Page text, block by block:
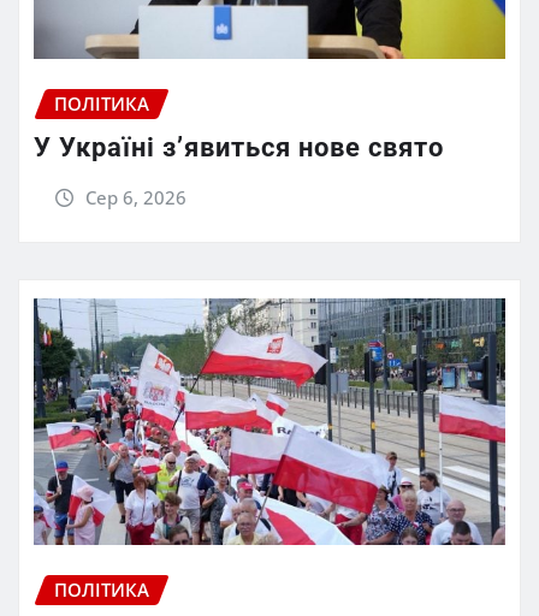
ПОЛІТИКА
У Україні з’явиться нове свято
Сер 6, 2026
ПОЛІТИКА